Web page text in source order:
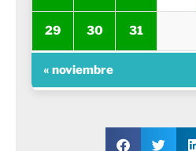
29 30 31
« noviembre